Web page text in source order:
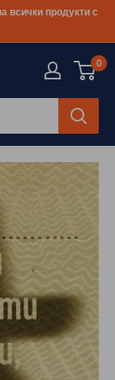
всички продукти с
0